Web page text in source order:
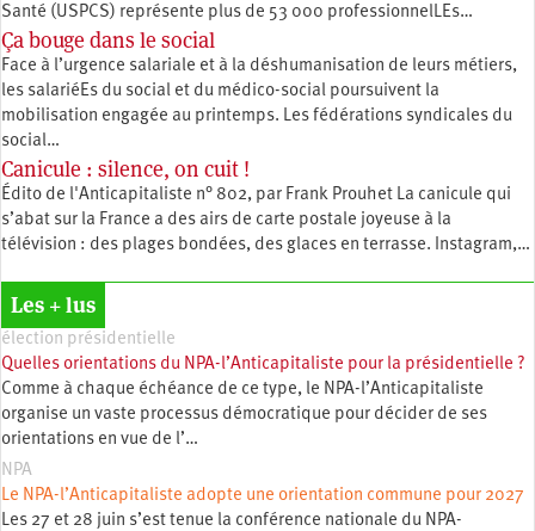
Santé (USPCS) représente plus de 53 000 professionnelLEs…
Ça bouge dans le social
Face à l’urgence salariale et à la déshumanisation de leurs métiers,
les salariéEs du social et du médico-social poursuivent la
mobilisation engagée au printemps. Les fédérations syndicales du
social…
Canicule : silence, on cuit !
Édito de l'Anticapitaliste n° 802, par Frank Prouhet La canicule qui
s’abat sur la France a des airs de carte postale joyeuse à la
télévision : des plages bondées, des glaces en terrasse. Instagram,…
Les + lus
élection présidentielle
Quelles orientations du NPA-l’Anticapitaliste pour la présidentielle ?
Comme à chaque échéance de ce type, le NPA-l’Anticapitaliste
organise un vaste processus démocratique pour décider de ses
orientations en vue de l’…
NPA
Le NPA-l’Anticapitaliste adopte une orientation commune pour 2027
Les 27 et 28 juin s’est tenue la conférence nationale du NPA-